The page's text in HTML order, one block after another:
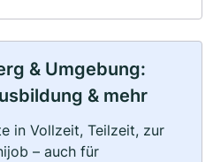
& Umgebung:
& mehr
in Vollzeit, Teilzeit, zur
– auch für